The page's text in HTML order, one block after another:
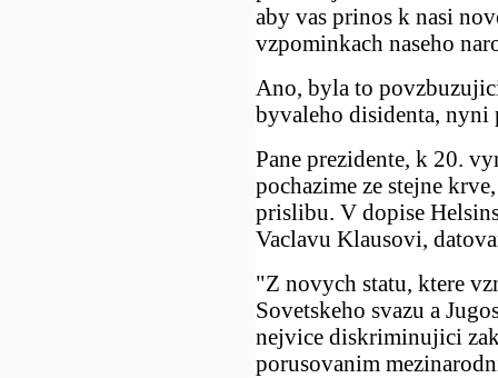
aby vas prinos k nasi
vzpominkach naseho
Ano, byla to
byvaleho disidenta, nyni
Pane prezidente, k 20.
pochazime ze stejne
prislibu. V dopise
Vaclavu Klausovi,
"Z novych statu, ktere
Sovetskeho svazu a
nejvice diskriminujici
porusovanim